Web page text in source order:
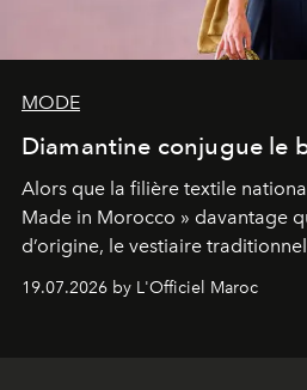
MODE
Diamantine conjugue le
Alors que la filière textile
Made in Morocco » davantage
d’origine, le vestiaire
d’expérimentation. Avec Néo
révise les proportions et les
19.07.2026 by L'Officiel Maroc